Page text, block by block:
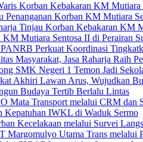
Korban Kebakaran KM Mutiara
Penanganan Korban KM Mutiara
Tinjau Korban Kebakaran KM
Mutiara Sentosa II di Perairan
PANRB Perkuat Koordinasi
Masyarakat, Jasa Raharja Raih
SMK Negeri 1 Temon Jadi
Akhiri Lawan Arus, Wujudkan
Budaya Tertib Berlalu Lintas
Mata Transport melalui CRM dan
Kepatuhan IWKL di Waduk Sermo
Kecelakaan melalui Survei
Margomulyo Utama Trans melalui